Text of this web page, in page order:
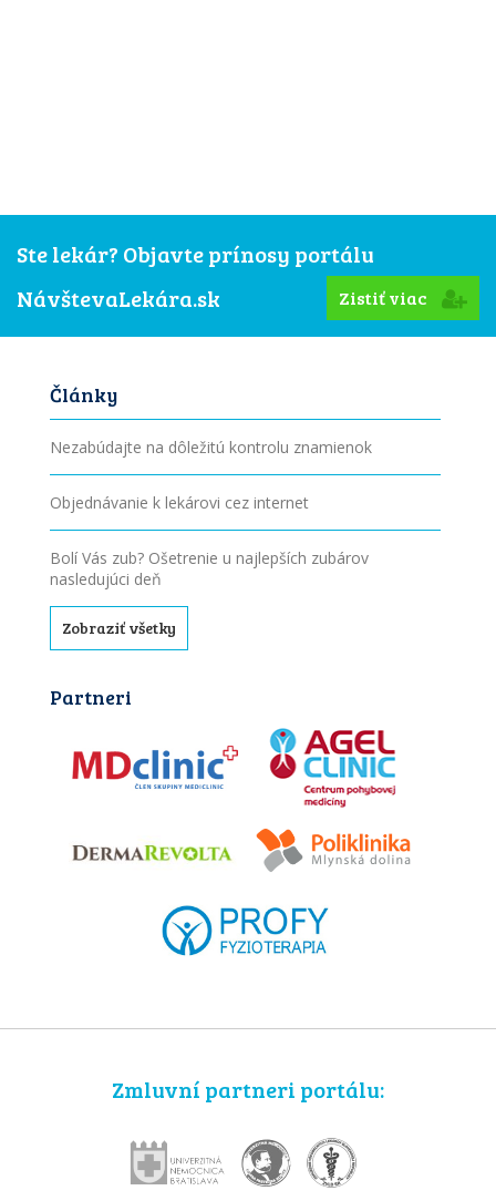
Ste lekár? Objavte prínosy portálu
NávštevaLekára.sk
Zistiť viac
Články
Nezabúdajte na dôležitú kontrolu znamienok
Objednávanie k lekárovi cez internet
Bolí Vás zub? Ošetrenie u najlepších zubárov
nasledujúci deň
Zobraziť všetky
Partneri
Zmluvní partneri portálu: